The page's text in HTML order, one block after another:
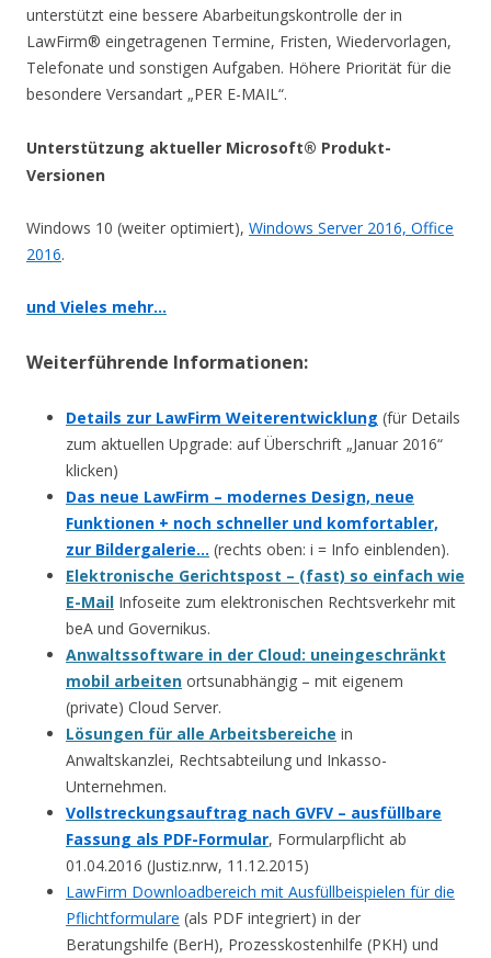
unterstützt eine bessere Abarbeitungskontrolle der in
LawFirm® eingetragenen Termine, Fristen, Wiedervorlagen,
Telefonate und sonstigen Aufgaben. Höhere Priorität für die
besondere Versandart „PER E-MAIL“.
Unterstützung aktueller Microsoft® Produkt-
Versionen
Windows 10 (weiter optimiert), Windows Server 2016, Office
2016.
und Vieles mehr…
Weiterführende Informationen:
Details zur LawFirm Weiterentwicklung (für Details
zum aktuellen Upgrade: auf Überschrift „Januar 2016“
klicken)
Das neue LawFirm – modernes Design, neue
Funktionen + noch schneller und komfortabler,
zur Bildergalerie… (rechts oben: i = Info einblenden).
Elektronische Gerichtspost – (fast) so einfach wie
E-Mail Infoseite zum elektronischen Rechtsverkehr mit
beA und Governikus.
Anwaltssoftware in der Cloud: uneingeschränkt
mobil arbeiten ortsunabhängig – mit eigenem
(private) Cloud Server.
Lösungen für alle Arbeitsbereiche in
Anwaltskanzlei, Rechtsabteilung und Inkasso-
Unternehmen.
Vollstreckungsauftrag nach GVFV – ausfüllbare
Fassung als PDF-Formular, Formularpflicht ab
01.04.2016 (Justiz.nrw, 11.12.2015)
LawFirm Downloadbereich mit Ausfüllbeispielen für die
Pflichtformulare (als PDF integriert) in der
Beratungshilfe (BerH), Prozesskostenhilfe (PKH) und